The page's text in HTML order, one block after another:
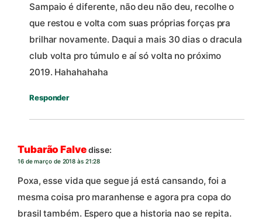
Sampaio é diferente, não deu não deu, recolhe o
que restou e volta com suas próprias forças pra
brilhar novamente. Daqui a mais 30 dias o dracula
club volta pro túmulo e aí só volta no próximo
2019. Hahahahaha
Responder
Tubarão Falvedisse:
16 de março de 2018 às 21:28
Poxa, esse vida que segue já está cansando, foi a
mesma coisa pro maranhense e agora pra copa do
brasil também. Espero que a historia nao se repita.